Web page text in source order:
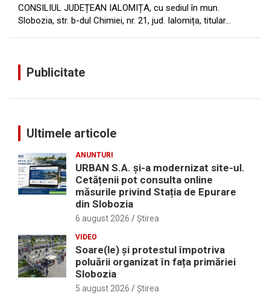
CONSILIUL JUDEȚEAN IALOMIȚA, cu sediul în mun.
Slobozia, str. b-dul Chimiei, nr. 21, jud. Ialomița, titular…
Publicitate
Ultimele articole
ANUNTURI
URBAN S.A. și-a modernizat site-ul.
Cetățenii pot consulta online
măsurile privind Stația de Epurare
din Slobozia
6 august 2026 Ştirea
VIDEO
Soare(le) și protestul împotriva
poluării organizat în fața primăriei
Slobozia
5 august 2026 Ştirea